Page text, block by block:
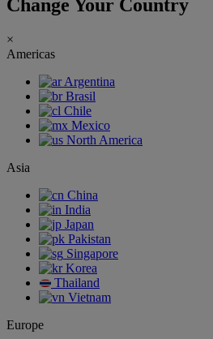
Change Your Country
×
Americas
Argentina
Brasil
Chile
Mexico
North America
Asia
China
India
Japan
Pakistan
Singapore
Korea
Thailand
Vietnam
Europe